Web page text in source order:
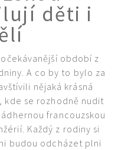
děti i
období z
A co by to bylo za
nějaká krásná
kde se rozhodně nudit
francouzskou
Každý z rodiny si
budou odcházet plni